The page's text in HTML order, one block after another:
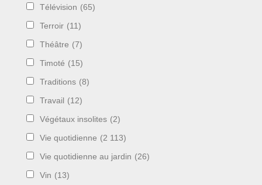
Télévision (65)
Terroir (11)
Théâtre (7)
Timoté (15)
Traditions (8)
Travail (12)
Végétaux insolites (2)
Vie quotidienne (2 113)
Vie quotidienne au jardin (26)
Vin (13)